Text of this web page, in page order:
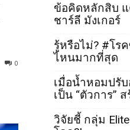
0
ข้อคิดหลักสิบ
ชาร์ลี มังเกอร์
รู้หรือไม่? #โร
ไหนมากที่สุด
เมื่อน้ำหอมปรั
เป็น “ตัวการ”
วิจัยชี้ กลุ่ม